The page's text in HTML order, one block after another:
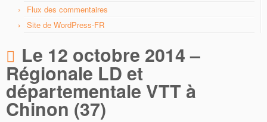
Flux des commentaires
Site de WordPress-FR
Le 12 octobre 2014 –
Régionale LD et
départementale VTT à
Chinon (37)